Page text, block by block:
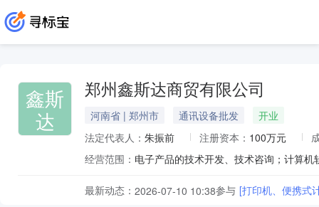
鑫斯
达
郑州鑫斯达商贸有限公司
河南省 | 郑州市 通讯设备批发
开业
法定代表人： 朱振前 注册资本： 100万元
经营范围：
最新动态： 2026-07-10 10:38参与 [打印机、便携式